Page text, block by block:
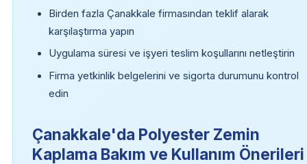
Birden fazla Çanakkale firmasından teklif alarak
karşılaştırma yapın
Uygulama süresi ve işyeri teslim koşullarını netleştirin
Firma yetkinlik belgelerini ve sigorta durumunu kontrol
edin
Çanakkale'da Polyester Zemin
Kaplama Bakım ve Kullanım Önerileri